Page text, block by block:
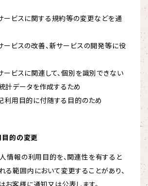
サービスに関する規約等の変更などを通
サービスの改善、新サービスの開発等に役
サービスに関連して、個別を識別できない
計データを作成するため
記利用目的に付随する目的のため
的の変更
人情報の利用目的を、関連性を有すると
る範囲内において変更することがあり、